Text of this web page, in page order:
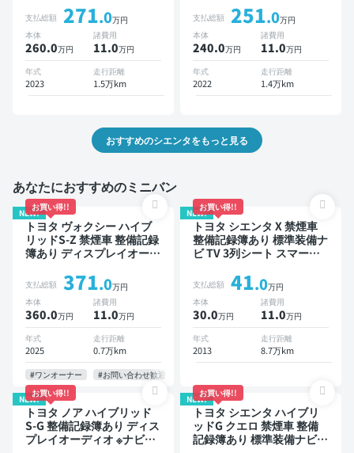
トモニター オートクルーズ
スマートキー ETC バック
モニター ドライブレコーダ
ー 衝突軽減 両側電動スラ
イドドア
支払総額 271.0万円
本体
260.0万円
諸費用
11.0万円
年式
2023
走行距離
1.5万km
ズ スマートキー ETC バッ
クモニター 全方位カメラ
ドライブレコーダー 衝突軽
減 両側電動スライドドア 7
人乗り
支払総額 251.0万円
本体
240.0万円
諸費用
11.0万円
年式
2022
走行距離
1.4万km
おすすめのシエンタをもっと見る
あなたにおすすめのミニバン
NEW!
お買い得!!
トヨタ ヴォクシー ハイブ
リッドS-Z 禁煙車 整備記録
簿あり ディスプレイオーデ
インドスポットモニター デ
ジタルインナーミラー オー
トクルーズ 3列シート スマ
ートキー ETC 電動バック
ドア バックモニター 全方
位カメラ ドライブレコーダ
ー 衝突軽減 両側電動スラ
イドドア 7人乗り
支払総額 371.0万円
本体
360.0万円
諸費用
11.0万円
年式
2025
走行距離
0.7万km
#ワンオーナー #お問い合わせ歓迎
NEW!
お買い得!!
トヨタ シエンタ X 禁煙車
整備記録簿あり 標準装備ナ
ビ TV 3列シート スマート
り
支払総額 41.0万円
本体
30.0万円
諸費用
11.0万円
年式
2013
走行距離
8.7万km
NEW!
お買い得!!
トヨタ ノア ハイブリッド
S-G 整備記録簿あり ディス
プレイオーディオ ※ナビキ
NEW!
お買い得!!
トヨタ シエンタ ハイブリ
ッドG クエロ 禁煙車 整備
記録簿あり 標準装備ナビ